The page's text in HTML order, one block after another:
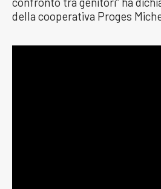
della cooperativa Proges